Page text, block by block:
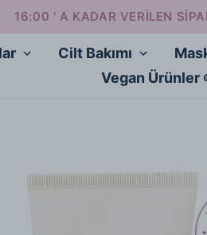
16:00 ' A KADAR VERİLEN
Cilt Bakımı
Vegan Ürünler